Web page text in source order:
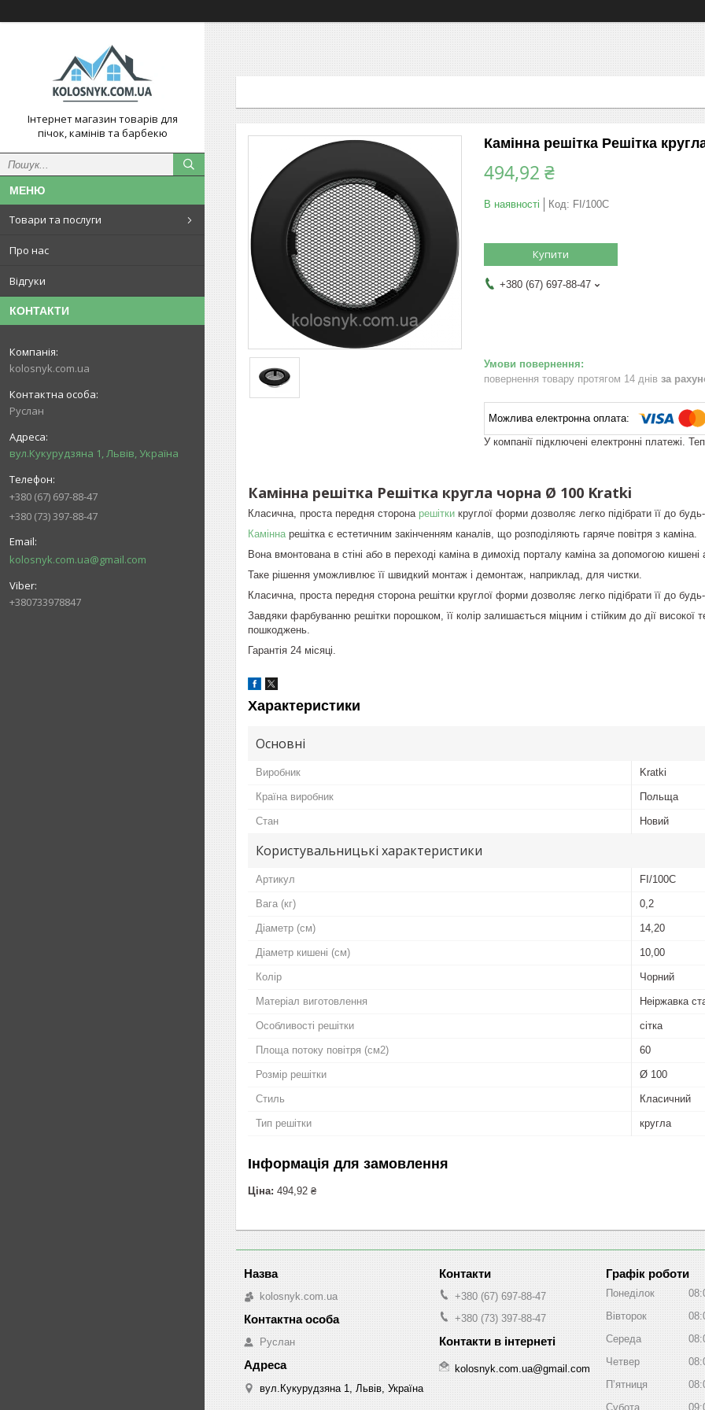
Інтернет магазин товарів для
пічок, камінів та барбекю
Товари та послуги
Про нас
Відгуки
КОНТАКТИ
kolosnyk.com.ua
Руслан
вул.Кукурудзяна 1, Львів, Україна
+380 (67) 697-88-47
+380 (73) 397-88-47
kolosnyk.com.ua@gmail.com
+380733978847
Камінна решітка Решітка
494,92 ₴
В наявності Код: FI/100C
Купити
+380 (67) 697-88-47
повернення товару протягом 14 днів за
У компанії підключені електронні платежі.
Камінна решітка Решітка кругла чорна Ø 100 Kratki
Класична, проста передня сторона решітки круглої форми дозволяє легко підібрати її до будь-
Камінна решітка є естетичним закінченням каналів, що розподіляють гаряче повітря з каміна.
Вона вмонтована в стіні або в переході каміна в димохід порталу каміна за допомогою кишені
Таке рішення уможливлює її швидкий монтаж і демонтаж, наприклад, для чистки.
Класична, проста передня сторона решітки круглої форми дозволяє легко підібрати її до будь-
Завдяки фарбуванню решітки порошком, її колір залишається міцним і стійким до дії
пошкоджень.
Гарантія 24 місяці.
Характеристики
Основні
Виробник Kratki
Країна виробник Польща
Стан Новий
Користувальницькі характеристики
Артикул FI/100C
Вага (кг) 0,2
Діаметр (см) 14,20
Діаметр кишені (см) 10,00
Колір Чорний
Матеріал виготовлення Неіржавка
Особливості решітки сітка
Площа потоку повітря (см2) 60
Розмір решітки Ø 100
Стиль Класичний
Тип решітки кругла
Інформація для замовлення
Ціна: 494,92 ₴
kolosnyk.com.ua
Руслан
вул.Кукурудзяна 1, Львів, Україна
+380 (67) 697-88-47
+380 (73) 397-88-47
kolosnyk.com.ua@gmail.com
Графік роботи
Понеділок
Вівторок
Середа
Четвер
Пʼятниця
Субота